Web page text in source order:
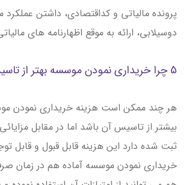
پرونده مالیاتی و کداقتصادی، داشتن
دوسیلابی، ارائه به موقع اظهارنامه های
5 چرا خریداری نمودن موسسه بهتر از تاسیس آن است؟
هر چند ممکن است هزینه خریداری نمودن
بیشتر از تاسیس آن باشد اما در مقابل
ثبت شده دارد این هزینه قابل قبول و قابل
خریداری نمودن موسسه آماده هم در زمان